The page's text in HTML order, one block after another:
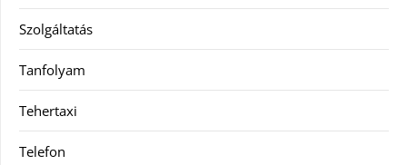
Szolgáltatás
Tanfolyam
Tehertaxi
Telefon